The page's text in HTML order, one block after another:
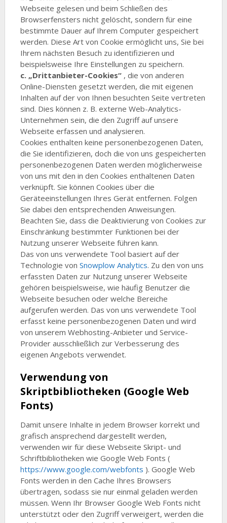
Webseite gelesen und beim Schließen des
Browserfensters nicht gelöscht, sondern für eine
bestimmte Dauer auf Ihrem Computer gespeichert
werden. Diese Art von Cookie ermöglicht uns, Sie bei
Ihrem nächsten Besuch zu identifizieren und
beispielsweise Ihre Einstellungen zu speichern.
c. „Drittanbieter-Cookies“, die von anderen
Online-Diensten gesetzt werden, die mit eigenen
Inhalten auf der von Ihnen besuchten Seite vertreten
sind. Dies können z. B. externe Web-Analytics-
Unternehmen sein, die den Zugriff auf unsere
Webseite erfassen und analysieren.
Cookies enthalten keine personenbezogenen Daten,
die Sie identifizieren, doch die von uns gespeicherten
personenbezogenen Daten werden möglicherweise
von uns mit den in den Cookies enthaltenen Daten
verknüpft. Sie können Cookies über die
Geräteeinstellungen Ihres Gerät entfernen. Folgen
Sie dabei den entsprechenden Anweisungen.
Beachten Sie, dass die Deaktivierung von Cookies zur
Einschränkung bestimmter Funktionen bei der
Nutzung unserer Webseite führen kann.
Das von uns verwendete Tool basiert auf der
Technologie von Snowplow Analytics. Zu den von uns
erfassten Daten zur Nutzung unserer Webseite
gehören beispielsweise, wie häufig Benutzer die
Webseite besuchen oder welche Bereiche
aufgerufen werden. Das von uns verwendete Tool
erfasst keine personenbezogenen Daten und wird
von unserem Webhosting-Anbieter und Service-
Provider ausschließlich zur Verbesserung des
eigenen Angebots verwendet.
Verwendung von
Skriptbibliotheken (Google Web
Fonts)
Damit unsere Inhalte in jedem Browser korrekt und
grafisch ansprechend dargestellt werden,
verwenden wir für diese Webseite Skript- und
Schriftbibliotheken wie Google Web Fonts (
https://www.google.com/webfonts ). Google Web
Fonts werden in den Cache Ihres Browsers
übertragen, sodass sie nur einmal geladen werden
müssen. Wenn Ihr Browser Google Web Fonts nicht
unterstützt oder den Zugriff verweigert, werden die